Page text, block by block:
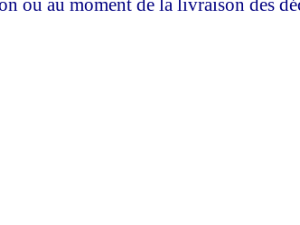
moment de la livraison des